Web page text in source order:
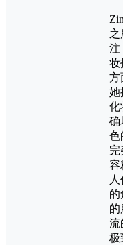
之
注
妆
方
她
化
确
色
完
容
的
的
流
极